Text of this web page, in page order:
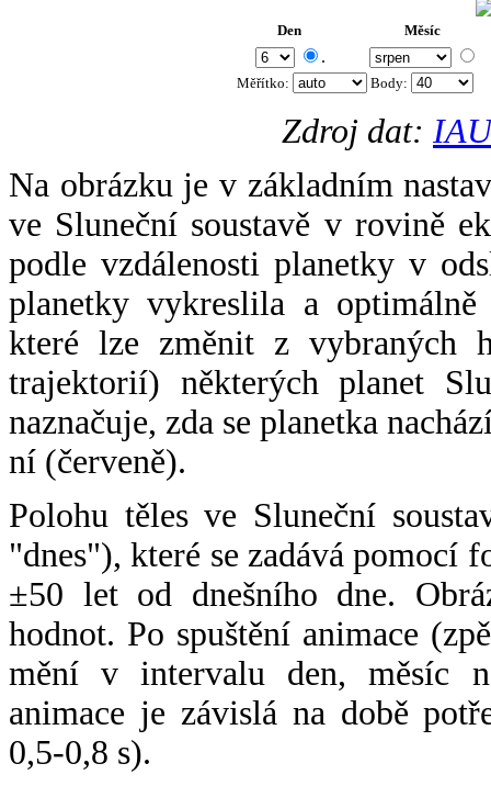
Den Měsíc
.
Měřítko: Body:
Zdroj dat:
Na obrázku je v základním
ve Sluneční soustavě v rovině
podle vzdálenosti planetky v
planetky vykreslila a
které lze změnit z vybraných
trajektorií) některých planet
naznačuje, zda se planetka
ní (červeně).
Polohu těles ve Sluneční
"dnes"), které se zadává pomocí
±50 let od dnešního dne.
hodnot. Po spuštění animace
mění v intervalu den, měsíc
animace je závislá na době
0,5-0,8 s).